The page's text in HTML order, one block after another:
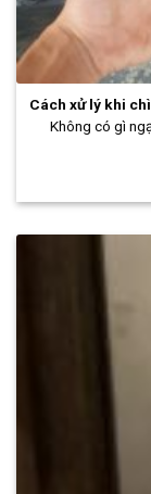
Cách xử lý khi
Không có gì